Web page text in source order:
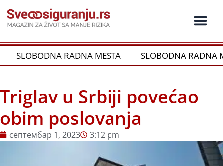
на
садржај
SLOBODNA RADNA MESTA SLOBODNA RADNA
Triglav u Srbiji povećao
obim poslovanja
септембар 1, 2023 3:12 pm